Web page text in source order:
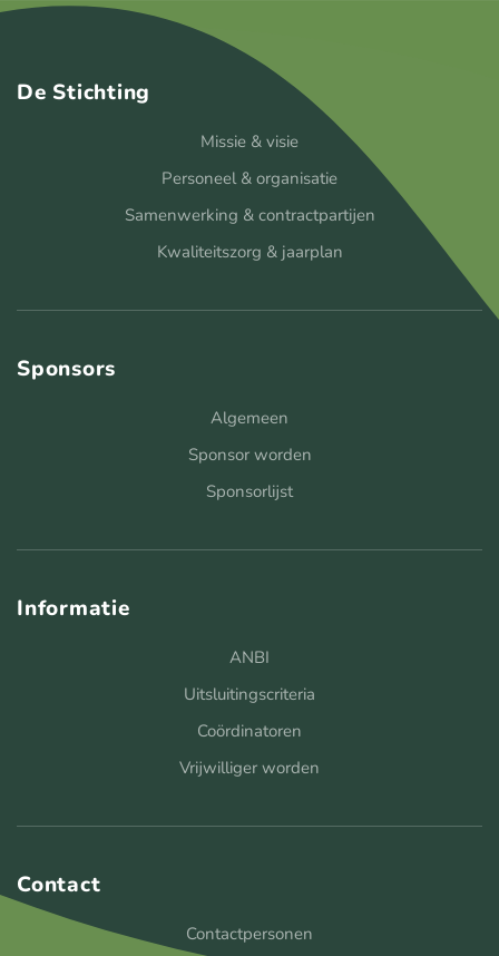
De Stichting
Missie & visie
Personeel & organisatie
Samenwerking & contractpartijen
Kwaliteitszorg & jaarplan
Sponsors
Algemeen
Sponsor worden
Sponsorlijst
Informatie
ANBI
Uitsluitingscriteria
Coördinatoren
Vrijwilliger worden
Contact
Contactpersonen